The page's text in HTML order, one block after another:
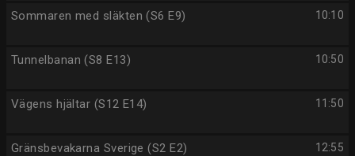
10:10
Sommaren med släkten (S6 E9)
10:50
Tunnelbanan (S8 E13)
11:50
Vägens hjältar (S12 E14)
12:55
Gränsbevakarna Sverige (S2 E2)